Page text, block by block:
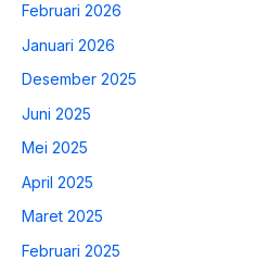
Februari 2026
Januari 2026
Desember 2025
Juni 2025
Mei 2025
April 2025
Maret 2025
Februari 2025